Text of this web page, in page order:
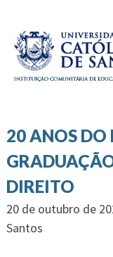
20 ANOS DO
DIREITO
20 de outubro de
Santos